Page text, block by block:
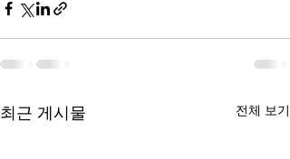
최근 게시물 전체 보기